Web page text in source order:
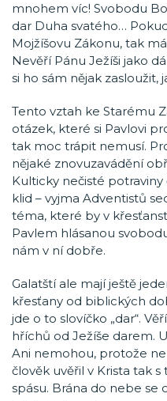
mnohem víc! Svobodu
dar Duha svatého…
Mojžíšovu Zákonu, tak
Nevěří Pánu Ježíši jako
si ho sám nějak zasloužit,
Tento vztah ke Starému
otázek, které si Pavlovi
tak moc trápit nemusí.
nějaké znovuzavádění
Kulticky nečisté
klid – vyjma Adventistů
téma, které by v
Pavlem hlásanou
nám v ní dobře.
Galatští ale mají ještě
křesťany od biblických
jde o to slovíčko „dar“.
hříchů od Ježíše darem.
Ani nemohou, protože
člověk uvěřil v Krista tak
spásu. Brána do nebe se